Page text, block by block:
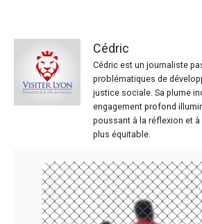
Cédric
Cédric est un journaliste
problématiques de
justice sociale. Sa plume
engagement profond
poussant à la réflexion et
plus équitable.